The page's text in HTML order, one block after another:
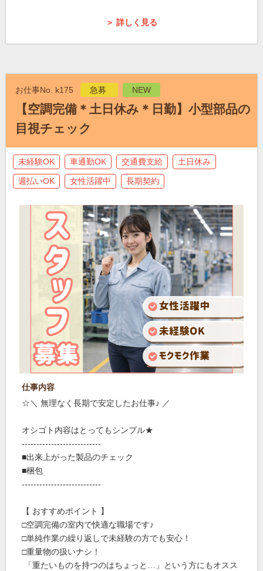
＞ 詳しく見る
お仕事No. k175 急募 NEW
【空調完備＊土日休み＊日勤】小型部品の
目視チェック
未経験OK 車通勤OK 交通費支給 土日休み
週払いOK 女性活躍中 長期契約
仕事内容
☆＼ 無理なく長期で安定したお仕事♪ ／
オシゴト内容はとってもシンプル★
---------------------------
■出来上がった製品のチェック
■梱包
---------------------------
【 おすすめポイント 】
□空調完備の室内で快適な職場です♪
□単純作業の繰り返しで未経験の方でも安心！
□重量物の扱いナシ！
「重たいものを持つのはちょっと…」という方にもオスス